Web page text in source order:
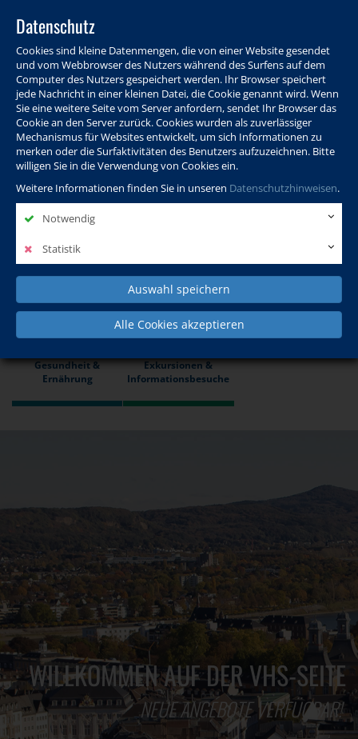
Datenschutz
Cookies sind kleine Datenmengen, die von einer Website gesendet
und vom Webbrowser des Nutzers während des Surfens auf dem
Computer des Nutzers gespeichert werden. Ihr Browser speichert
jede Nachricht in einer kleinen Datei, die Cookie genannt wird. Wenn
Sie eine weitere Seite vom Server anfordern, sendet Ihr Browser das
Cookie an den Server zurück. Cookies wurden als zuverlässiger
Mechanismus für Websites entwickelt, um sich Informationen zu
merken oder die Surfaktivitäten des Benutzers aufzuzeichnen. Bitte
willigen Sie in die Verwendung von Cookies ein.
Weitere Informationen finden Sie in unseren Datenschutzhinweisen.
Notwendig
Statistik
Auswahl speichern
Alle Cookies akzeptieren
Programm Info & Service Aktuelles Warenkorb Login
Ansprechpersonen Kontakt Sitemap
Politik, Wissenschaft &
Internationales
Beruf, IT & Digitales
Gesundheit &
Ernährung
Exkursionen &
Informationsbesuche
WILLKOMMEN AUF DER VHS-SEITE
NEUE ANGEBOTE VERFÜGBAR!